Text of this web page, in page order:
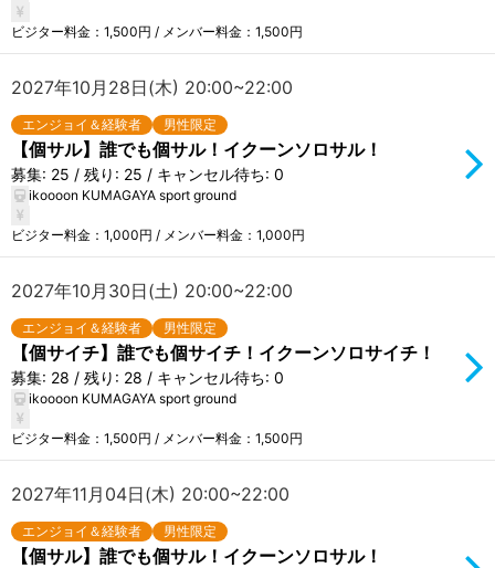
ビジター料金：1,500円 / メンバー料金：1,500円
2027年10月28日(木) 20:00~22:00
エンジョイ＆経験者 男性限定
【個サル】誰でも個サル！イクーンソロサル！
募集: 25 / 残り: 25 / キャンセル待ち: 0
ikoooon KUMAGAYA sport ground
ビジター料金：1,000円 / メンバー料金：1,000円
2027年10月30日(土) 20:00~22:00
エンジョイ＆経験者 男性限定
【個サイチ】誰でも個サイチ！イクーンソロサイチ！
募集: 28 / 残り: 28 / キャンセル待ち: 0
ikoooon KUMAGAYA sport ground
ビジター料金：1,500円 / メンバー料金：1,500円
2027年11月04日(木) 20:00~22:00
エンジョイ＆経験者 男性限定
【個サル】誰でも個サル！イクーンソロサル！